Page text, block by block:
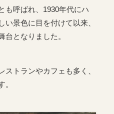
も呼ばれ、1930年代にハ
い景色に目を付けて以来、
台となりました。
ストランやカフェも多く、
。